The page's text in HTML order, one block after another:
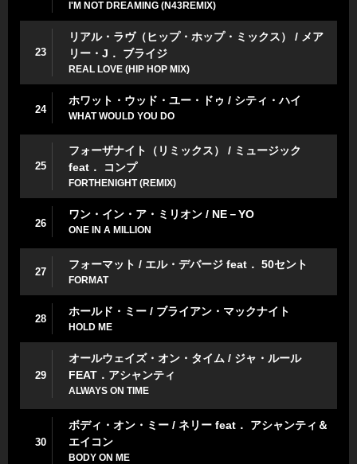
I'M NOT DREAMING (N43REMIX)
23
リアル・ラヴ（ヒップ・ホップ・ミックス） / メア
リー・J． ブライジ
REAL LOVE (HIP HOP MIX)
24
ホワット・ウッド・ユー・ドゥ / シティ・ハイ
WHAT WOULD YOU DO
25
フォーザナイト（リミックス） / ミュージック
feat． コンプ
FORTHENIGHT (REMIX)
26
ワン・イン・ア・ミリオン / NE－YO
ONE IN A MILLION
27
フォーマット / エル・デバージ feat． 50セント
FORMAT
28
ホールド・ミー / ブライアン・マックナイト
HOLD ME
29
オールウェイズ・オン・タイム / ジャ・ルール
FEAT．アシャンティ
ALWAYS ON TIME
30
ボディ・オン・ミー / ネリー feat． アシャンティ＆
エイコン
BODY ON ME